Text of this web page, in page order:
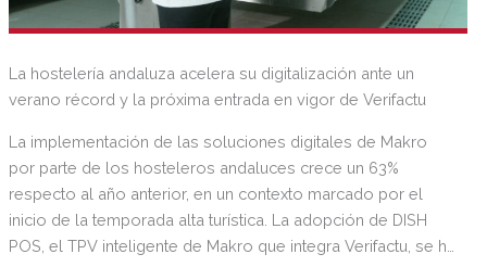
La hostelería andaluza acelera su digitalización ante un
verano récord y la próxima entrada en vigor de Verifactu
La implementación de las soluciones digitales de Makro
por parte de los hosteleros andaluces crece un 63%
respecto al año anterior, en un contexto marcado por el
inicio de la temporada alta turística. La adopción de DISH
POS, el TPV inteligente de Makro que integra Verifactu, se ha